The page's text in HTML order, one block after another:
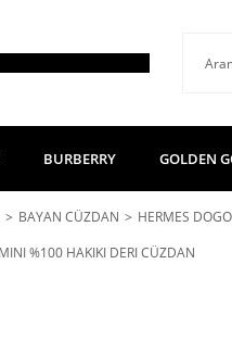
BURBERRY GOLDEN
BAYAN CÜZDAN HERMES